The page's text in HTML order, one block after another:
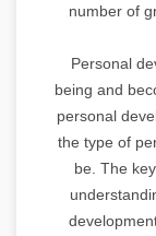
number of
Personal
being and
personal
the type of
be. The